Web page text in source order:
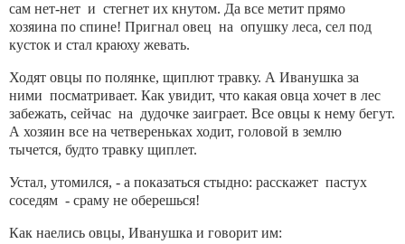
сам нет-нет и стегнет их кнутом. Да все метит прямо
хозяина по спине! Пригнал овец на опушку леса, сел под
кусток и стал краюху жевать.
Ходят овцы по полянке, щиплют травку. А Иванушка за
ними посматривает. Как увидит, что какая овца хочет в лес
забежать, сейчас на дудочке заиграет. Все овцы к нему бегут.
А хозяин все на четвереньках ходит, головой в землю
тычется, будто травку щиплет.
Устал, утомился, - а показаться стыдно: расскажет пастух
соседям - сраму не оберешься!
Как наелись овцы, Иванушка и говорит им: